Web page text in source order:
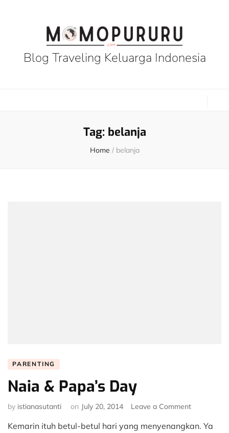
Blog Traveling Keluarga Indonesia
Tag: belanja
Home / belanja
PARENTING
Naia & Papa’s Day
by istianasutanti on July 20, 2014 Leave a Commenton
&
Kemarin ituh betul-betul hari yang menyenangkan. Ya